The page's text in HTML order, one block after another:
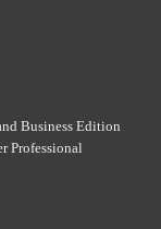
Business Edition
Professional